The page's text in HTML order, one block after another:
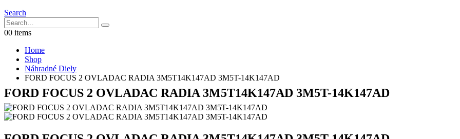
Search
00 items
Home
Shop
Náhradné Diely
FORD FOCUS 2 OVLADAC RADIA 3M5T14K147AD 3M5T-14K147AD
FORD FOCUS 2 OVLADAC RADIA 3M5T14K147AD 3M5T-14K147AD